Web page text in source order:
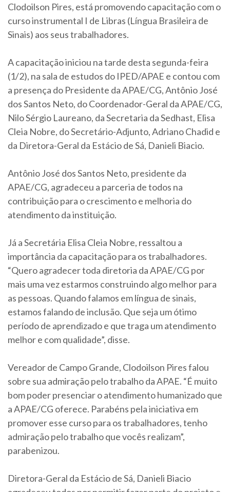
Clodoilson Pires, está promovendo capacitação com o
curso instrumental I de Libras (Língua Brasileira de
Sinais) aos seus trabalhadores.
A capacitação iniciou na tarde desta segunda-feira
(1/2), na sala de estudos do IPED/APAE e contou com
a presença do Presidente da APAE/CG, Antônio José
dos Santos Neto, do Coordenador-Geral da APAE/CG,
Nilo Sérgio Laureano, da Secretaria da Sedhast, Elisa
Cleia Nobre, do Secretário-Adjunto, Adriano Chadid e
da Diretora-Geral da Estácio de Sá, Danieli Biacio.
Antônio José dos Santos Neto, presidente da
APAE/CG, agradeceu a parceria de todos na
contribuição para o crescimento e melhoria do
atendimento da instituição.
Já a Secretária Elisa Cleia Nobre, ressaltou a
importância da capacitação para os trabalhadores.
“Quero agradecer toda diretoria da APAE/CG por
mais uma vez estarmos construindo algo melhor para
as pessoas. Quando falamos em língua de sinais,
estamos falando de inclusão. Que seja um ótimo
período de aprendizado e que traga um atendimento
melhor e com qualidade”, disse.
Vereador de Campo Grande, Clodoilson Pires falou
sobre sua admiração pelo trabalho da APAE. “É muito
bom poder presenciar o atendimento humanizado que
a APAE/CG oferece. Parabéns pela iniciativa em
promover esse curso para os trabalhadores, tenho
admiração pelo trabalho que vocês realizam”,
parabenizou.
Diretora-Geral da Estácio de Sá, Danieli Biacio